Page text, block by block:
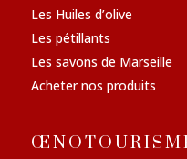
Les Huiles d’olive
Les pétillants
Les savons de Marseille
Acheter nos produits